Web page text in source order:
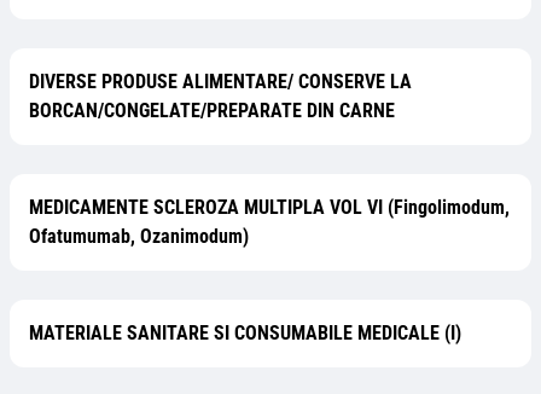
DIVERSE PRODUSE ALIMENTARE/ CONSERVE LA
BORCAN/CONGELATE/PREPARATE DIN CARNE
MEDICAMENTE SCLEROZA MULTIPLA VOL VI (Fingolimodum,
Ofatumumab, Ozanimodum)
MATERIALE SANITARE SI CONSUMABILE MEDICALE (I)